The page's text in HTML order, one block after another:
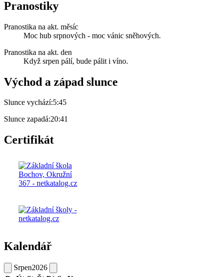
Pranostiky
Pranostika na akt. měsíc
Moc hub srpnových - moc vánic sněhových.
Pranostika na akt. den
Když srpen pálí, bude pálit i víno.
Východ a západ slunce
Slunce vychází:5:45
Slunce zapadá:20:41
Certifikát
Kalendář
Srpen2026